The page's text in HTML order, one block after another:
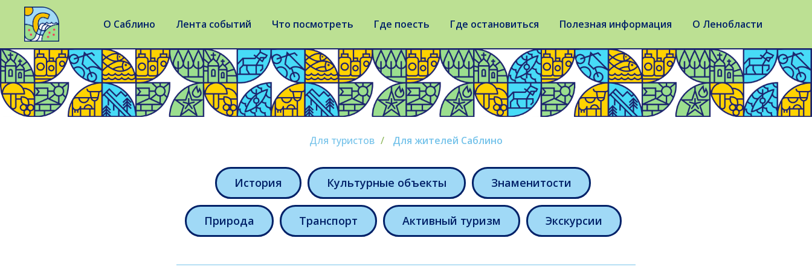
О Саблино Лента событий Что посмотреть Где поесть Где остановиться Полезная информация О Ленобласти
Для туристов / Для жителей Саблино
История Культурные объекты Знаменитости
Природа Транспорт Активный туризм Экскурсии